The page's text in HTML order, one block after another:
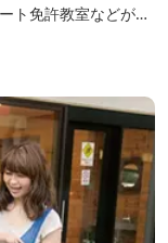
ト免許教室などが開